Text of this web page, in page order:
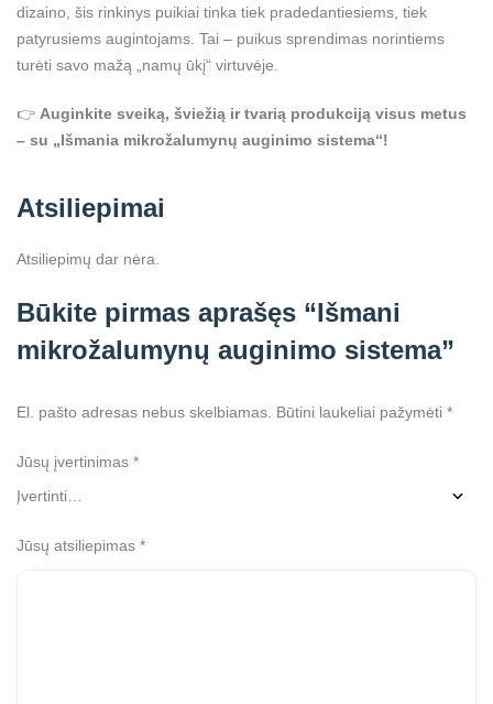
dizaino, šis rinkinys puikiai tinka tiek pradedantiesiems, tiek
patyrusiems augintojams. Tai – puikus sprendimas norintiems
turėti savo mažą „namų ūkį“ virtuvėje.
👉 Auginkite sveiką, šviežią ir tvarią produkciją visus metus
– su „Išmania mikrožalumynų auginimo sistema“!
Atsiliepimai
Atsiliepimų dar nėra.
Būkite pirmas aprašęs “Išmani
mikrožalumynų auginimo sistema”
El. pašto adresas nebus skelbiamas. Būtini laukeliai pažymėti *
Jūsų įvertinimas *
Jūsų atsiliepimas *